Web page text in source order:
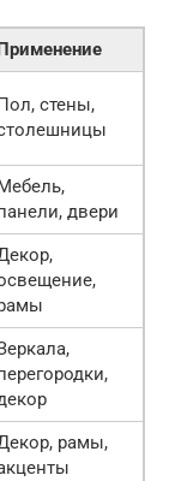
Применение
Пол, стены,
двери
рамы,